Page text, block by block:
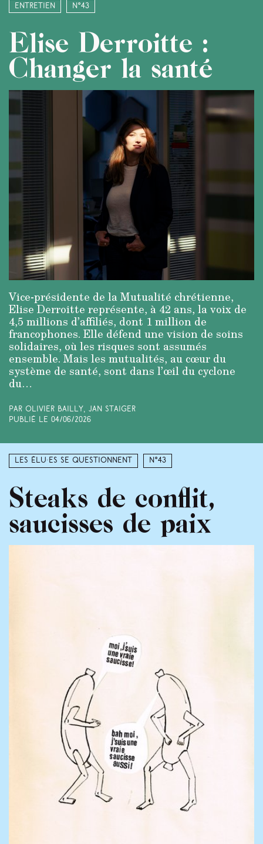
Entretien N°43
Elise Derroitte :
Changer la santé
Vice-présidente de la Mutualité chrétienne,
Elise Derroitte représente, à 42 ans, la voix de
4,5 millions d’affiliés, dont 1 million de
francophones. Elle défend une vision de soins
solidaires, où les risques sont assumés
ensemble. Mais les mutualités, au cœur du
système de santé, sont dans l’œil du cyclone
du…
Par Olivier Bailly, Jan Staiger
Publié le 04/06/2026
Les élu·es se questionnent N°43
Steaks de conflit,
saucisses de paix